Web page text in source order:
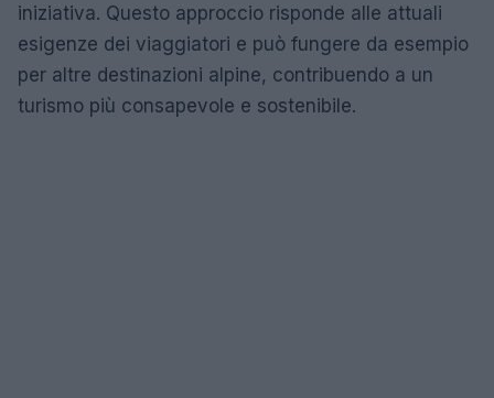
iniziativa. Questo approccio risponde alle attuali
esigenze dei viaggiatori e può fungere da esempio
per altre destinazioni alpine, contribuendo a un
turismo più consapevole e sostenibile.